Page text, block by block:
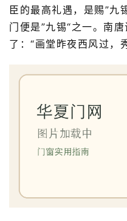
铸
铝
门
门
维
登录
臣的最高礼遇，是赐”九
门便是”九锡“之一。南
了：“画堂昨夜西风过，